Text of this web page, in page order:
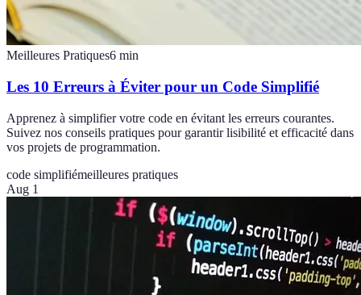
Meilleures Pratiques6 min
Les 10 Erreurs à Éviter pour un Code Simplifié
Apprenez à simplifier votre code en évitant les erreurs courantes.
Suivez nos conseils pratiques pour garantir lisibilité et efficacité dans
vos projets de programmation.
code simplifiémeilleures pratiques
Aug 1